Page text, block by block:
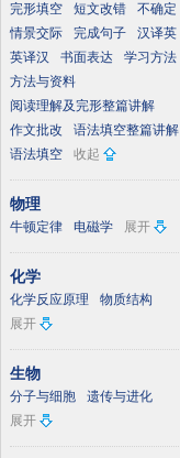
完形填空
短文改错
不确定
情景交际
完成句子
汉译英
英译汉
书面表达
学习方法
方法与资料
阅读理解及完形整篇讲解
作文批改
语法填空整篇讲解
语法填空
收起
物理
牛顿定律 电磁学 展开
化学
化学反应原理
物质结构
展开
生物
分子与细胞
遗传与进化
展开